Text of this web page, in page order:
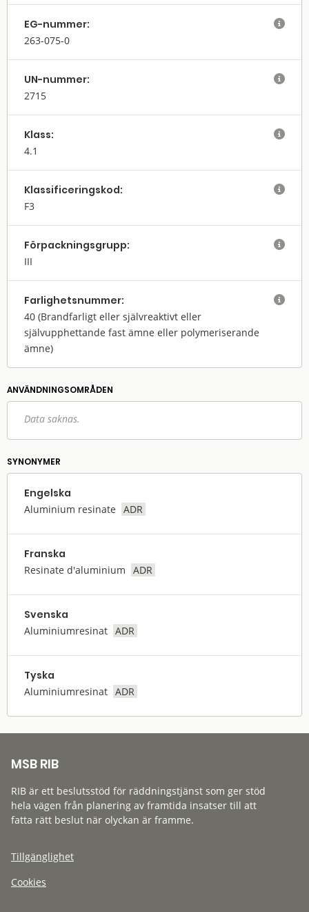
EG-nummer:
263-075-0

UN-nummer:
2715

Klass:
4.1

Klassifi­cerings­kod:
F3

Förpack­nings­grupp:
III

Farlighets­nummer:
40 (Brandfarligt eller självreaktivt eller
självupphettande fast ämne eller polymeriserande
ämne)

ANVÄNDNINGS­OMRÅDEN
Data saknas.
SYNONYMER
Engelska
Aluminium resinate ADR
Franska
Resinate d'aluminium ADR
Svenska
Aluminiumresinat ADR
Tyska
Aluminiumresinat ADR
MSB RIB
RIB är ett beslutsstöd för räddningstjänst som ger stöd
hela vägen från planering av framtida insatser till att
fatta rätt beslut när olyckan är framme.
Tillgänglighet
Cookies